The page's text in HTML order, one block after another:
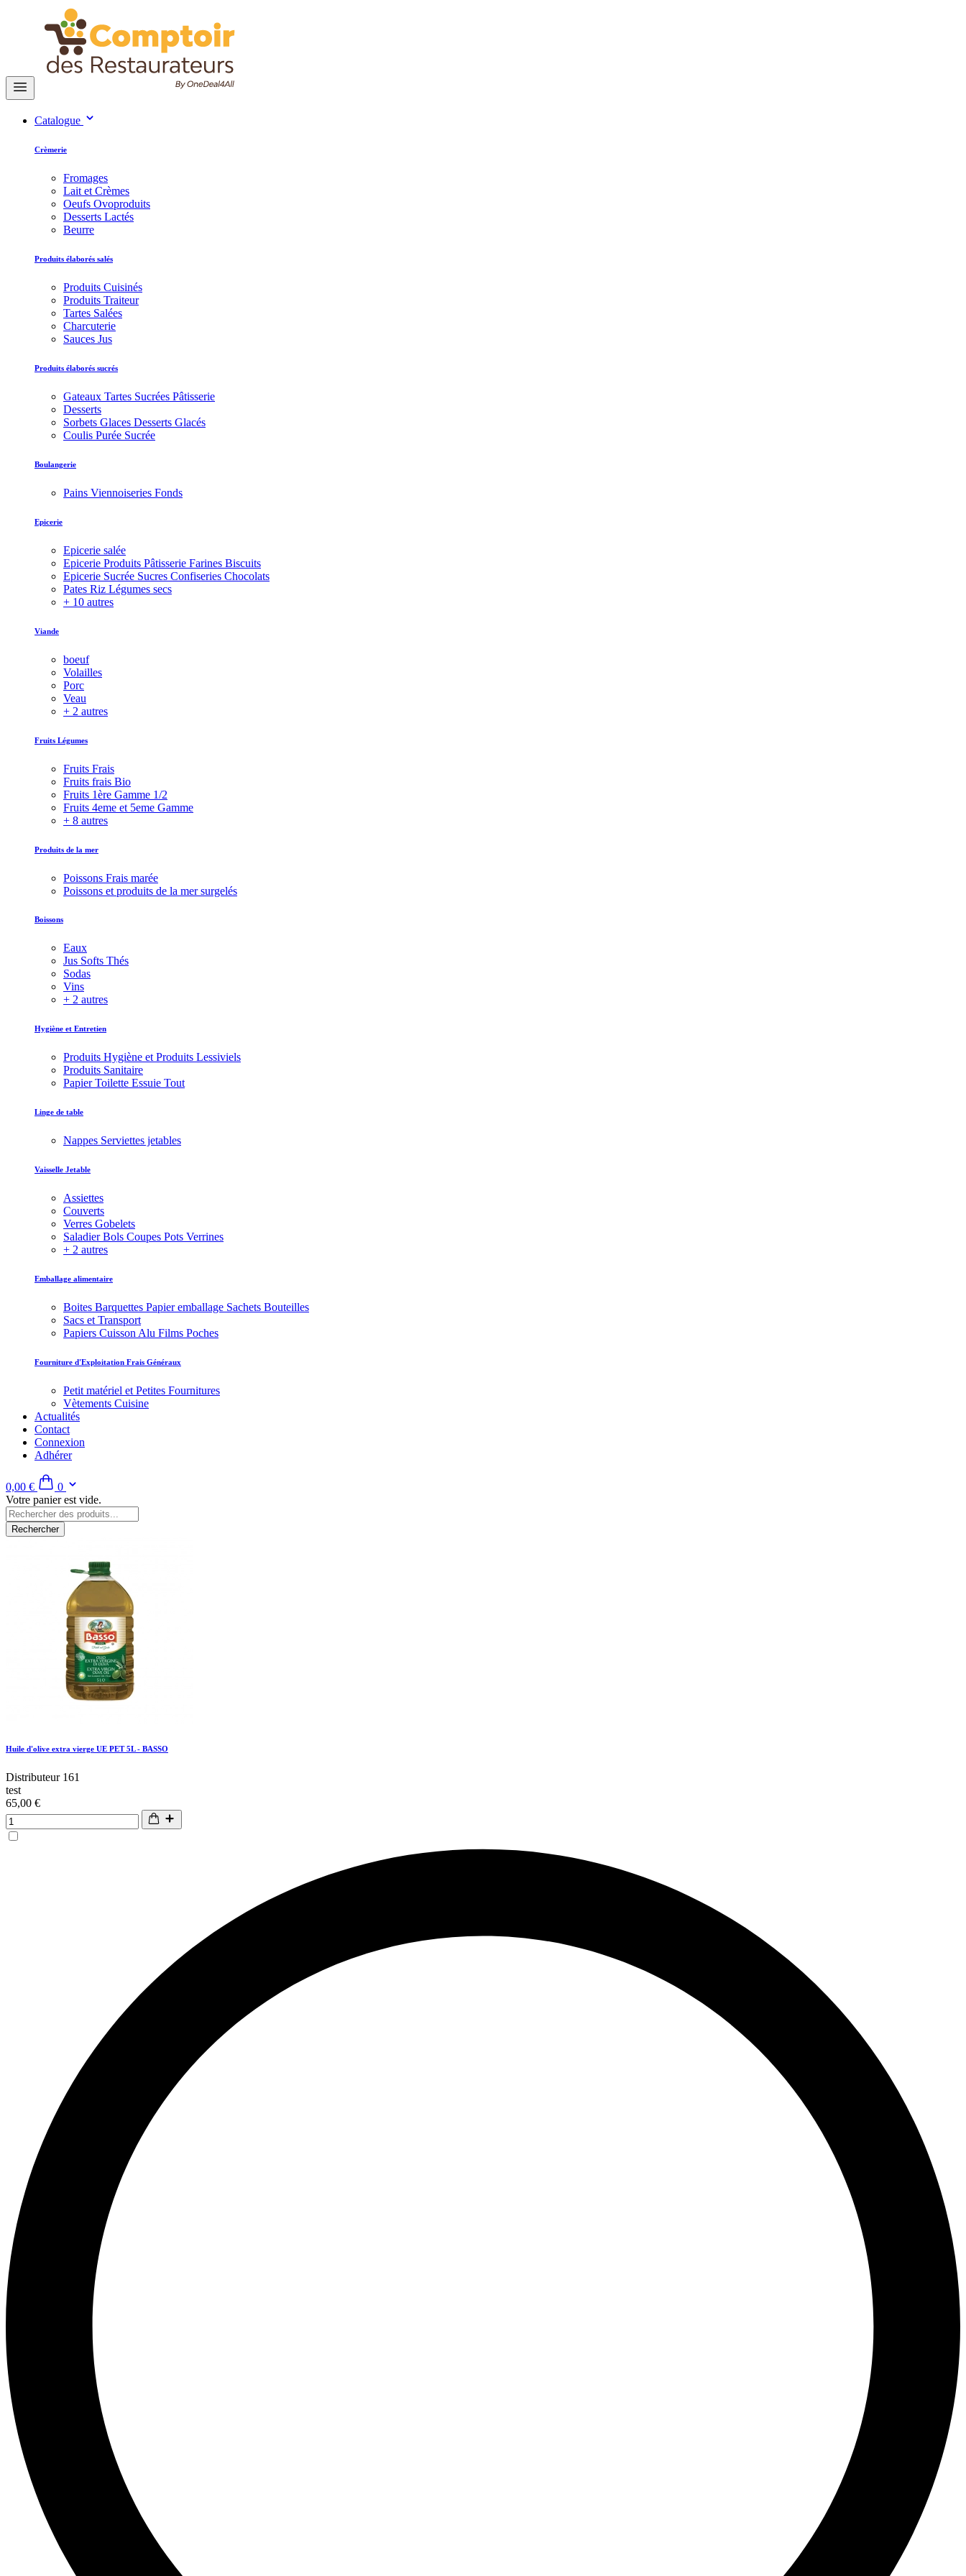
Catalogue
Crèmerie
Fromages
Lait et Crèmes
Oeufs Ovoproduits
Desserts Lactés
Beurre
Produits élaborés salés
Produits Cuisinés
Produits Traiteur
Tartes Salées
Charcuterie
Sauces Jus
Produits élaborés sucrés
Gateaux Tartes Sucrées Pâtisserie
Desserts
Sorbets Glaces Desserts Glacés
Coulis Purée Sucrée
Boulangerie
Pains Viennoiseries Fonds
Epicerie
Epicerie salée
Epicerie Produits Pâtisserie Farines Biscuits
Epicerie Sucrée Sucres Confiseries Chocolats
Pates Riz Légumes secs
+ 10 autres
Viande
boeuf
Volailles
Porc
Veau
+ 2 autres
Fruits Légumes
Fruits Frais
Fruits frais Bio
Fruits 1ère Gamme 1/2
Fruits 4eme et 5eme Gamme
+ 8 autres
Produits de la mer
Poissons Frais marée
Poissons et produits de la mer surgelés
Boissons
Eaux
Jus Softs Thés
Sodas
Vins
+ 2 autres
Hygiène et Entretien
Produits Hygiène et Produits Lessiviels
Produits Sanitaire
Papier Toilette Essuie Tout
Linge de table
Nappes Serviettes jetables
Vaisselle Jetable
Assiettes
Couverts
Verres Gobelets
Saladier Bols Coupes Pots Verrines
+ 2 autres
Emballage alimentaire
Boites Barquettes Papier emballage Sachets Bouteilles
Sacs et Transport
Papiers Cuisson Alu Films Poches
Fourniture d'Exploitation Frais Généraux
Petit matériel et Petites Fournitures
Vètements Cuisine
Actualités
Contact
Connexion
Adhérer
0,00 €
0
Votre panier est vide.
Rechercher
Huile d'olive extra vierge UE PET 5L - BASSO
Distributeur 161
test
65,00 €